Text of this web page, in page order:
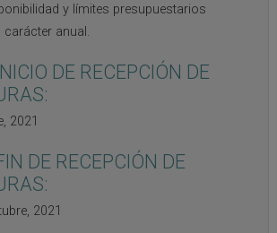
y límites presupuestarios
anual.
DE RECEPCIÓN DE
2021
DE RECEPCIÓN DE
2021